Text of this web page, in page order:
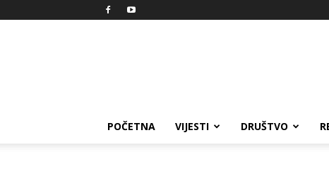
POČETNA VIJESTI DRUŠTVO